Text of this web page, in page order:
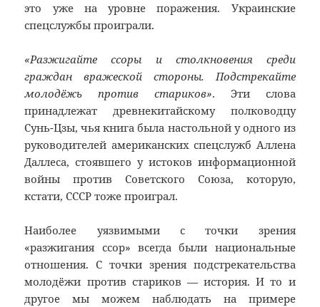
это уже на уровне поражения. Украинские
спецслужбы проиграли.
«Разжигайте ссоры и столкновения среди
граждан вражеской стороны. Подстрекайте
молодёжь против стариков». Эти слова
принадлежат древнекитайскому полководцу
Сунь-Цзы, чья книга была настольной у одного из
руководителей американских спецслужб Аллена
Даллеса, стоявшего у истоков информационной
войны против Советского Союза, которую,
кстати, СССР тоже проиграл.
Наиболее уязвимыми с точки зрения
«разжигания ссор» всегда были национальные
отношения. С точки зрения подстрекательства
молодёжи против стариков — история. И то и
другое мы можем наблюдать на примере